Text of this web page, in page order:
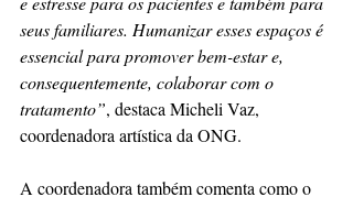
seus familiares. Humanizar esses espaços é
essencial para promover bem-estar e,
consequentemente, colaborar com o
tratamento”, destaca Micheli Vaz,
coordenadora artística da ONG.
A coordenadora também comenta como o